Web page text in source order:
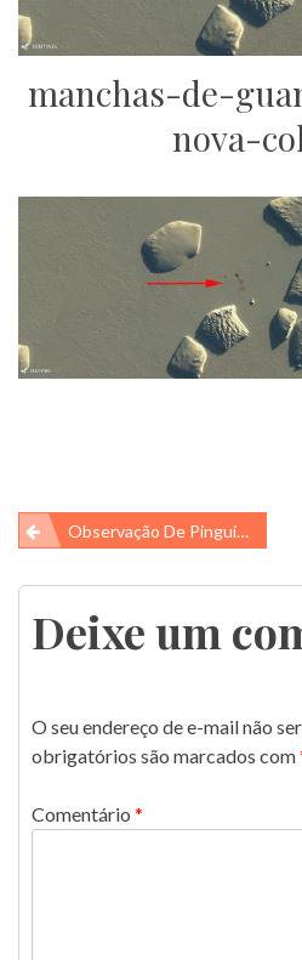
manchas-de-
nova-
Navegação
de
Post
Observação De Pinguim-Imperador Do Espaço!
Deixe um
O seu endereço de e-mail não
obrigatórios são marcados com
Comentário *